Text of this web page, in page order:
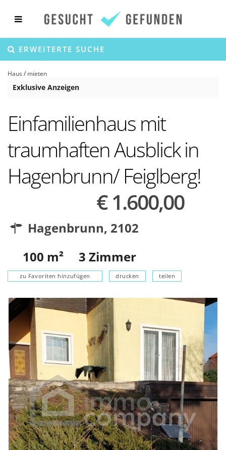
ERWEITERTE SUCHE
Haus/ mieten
Exklusive Anzeigen
Einfamilienhaus mit
traumhaften Ausblick in
Hagenbrunn/ Feiglberg!
€ 1.600,00
Hagenbrunn, 2102
100 m² 3 Zimmer
zu Favoriten hinzufügen drucken teilen